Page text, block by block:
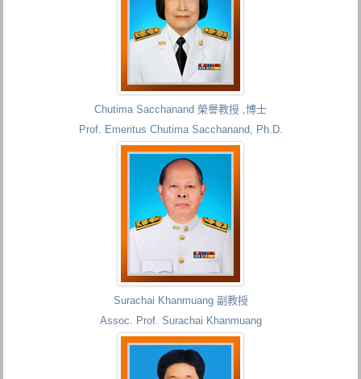
Chutima Sacchanand 榮譽教授 ,博士
Prof. Emeritus Chutima Sacchanand, Ph.D.
Surachai Khanmuang 副教授
Assoc. Prof. Surachai Khanmuang